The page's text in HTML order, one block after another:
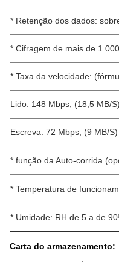
* Retenção dos dados:
* Cifragem de mais de
* Taxa da velocidade:
Lido: 148 Mbps, (18,5 MB/S)
Escreva: 72 Mbps, (9 MB/S)
* função da Auto-corrida
* Temperatura de
* Umidade: RH de 5 a de
Carta do armazenamento: